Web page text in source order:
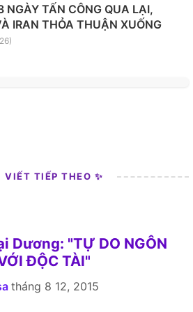
NGÀY TẤN CÔNG QUA LẠI,
IRAN THỎA THUẬN XUỐNG
VIẾT TIẾP THEO ✨
Dương: "TỰ DO NGÔN
ĐỘC TÀI"
tháng 8 12, 2015